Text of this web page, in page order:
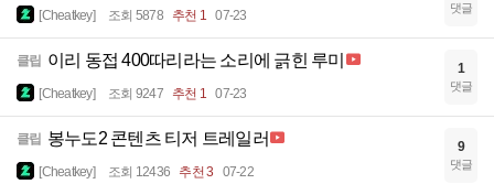
[Cheatkey] 조회 5878 추천 1 07-23 댓글
클립 이리 동접 400따리라는 소리에 긁힌 루미
[Cheatkey] 조회 9247 추천 1 07-23
1
댓글
클립 봉누도2 콘텐츠 티저 트레일러
[Cheatkey] 조회 12436 추천 3 07-22
9
댓글